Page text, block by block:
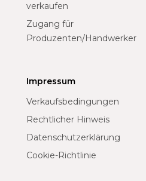
verkaufen
Zugang für
Produzenten/Handwerker
Impressum
Verkaufsbedingungen
Rechtlicher Hinweis
Datenschutzerklärung
Cookie-Richtlinie